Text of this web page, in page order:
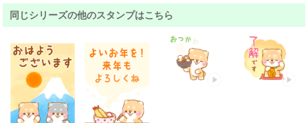
同じシリーズの他のスタンプはこちら